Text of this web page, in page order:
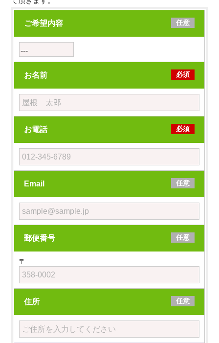
ご希望内容 任意
お名前 必須
お電話 必須
Email 任意
郵便番号 任意
〒
住所 任意